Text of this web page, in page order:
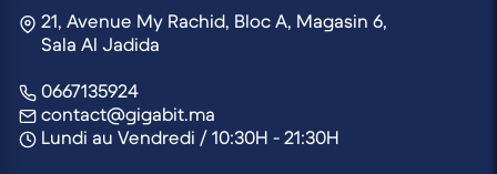
21, Avenue My Rachid, Bloc A, Magasin 6,
Sala Al Jadida
0667135924
contact@gigabit.ma
Lundi au Vendredi / 10:30H - 21:30H